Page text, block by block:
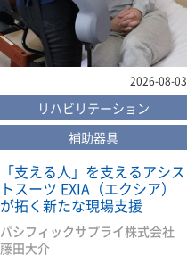
2026-08-03
リハビリテーション
補助器具
「支える人」を支えるアシス
トスーツ EXIA（エクシア）
が拓く新たな現場支援
パシフィックサプライ株式会社
藤田大介